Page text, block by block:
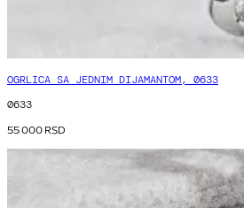
OGRLICA SA JEDNIM DIJAMANTOM, 0633
0633
55 000RSD